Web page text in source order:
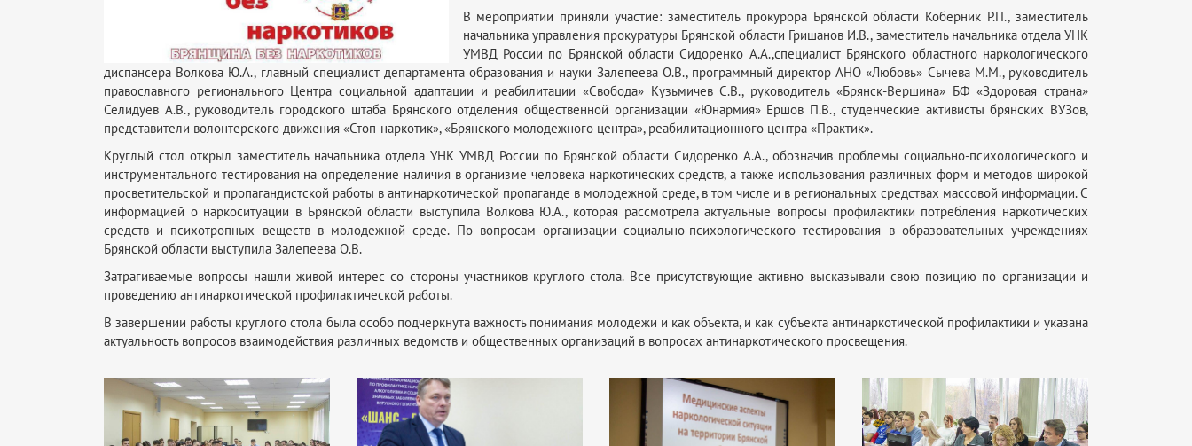
В мероприятии приняли участие: заместитель прокурора Брянской области Коберник Р.П., заместитель
начальника управления прокуратуры Брянской области Гришанов И.В., заместитель начальника отдела УНК
УМВД России по Брянской области Сидоренко А.А.,специалист Брянского областного наркологического
диспансера Волкова Ю.А., главный специалист департамента образования и науки Залепеева О.В., программный директор АНО «Любовь» Сычева М.М., руководитель
православного регионального Центра социальной адаптации и реабилитации «Свобода» Кузьмичев С.В., руководитель «Брянск-Вершина» БФ «Здоровая страна»
Селидуев А.В., руководитель городского штаба Брянского отделения общественной организации «Юнармия» Ершов П.В., студенческие активисты брянских ВУЗов,
представители волонтерского движения «Стоп-наркотик», «Брянского молодежного центра», реабилитационного центра «Практик».
Круглый стол открыл заместитель начальника отдела УНК УМВД России по Брянской области Сидоренко А.А., обозначив проблемы социально-психологического и
инструментального тестирования на определение наличия в организме человека наркотических средств, а также использования различных форм и методов широкой
просветительской и пропагандистской работы в антинаркотической пропаганде в молодежной среде, в том числе и в региональных средствах массовой информации. С
информацией о наркоситуации в Брянской области выступила Волкова Ю.А., которая рассмотрела актуальные вопросы профилактики потребления наркотических
средств и психотропных веществ в молодежной среде. По вопросам организации социально-психологического тестирования в образовательных учреждениях
Брянской области выступила Залепеева О.В.
Затрагиваемые вопросы нашли живой интерес со стороны участников круглого стола. Все присутствующие активно высказывали свою позицию по организации и
проведению антинаркотической профилактической работы.
В завершении работы круглого стола была особо подчеркнута важность понимания молодежи и как объекта, и как субъекта антинаркотической профилактики и указана
актуальность вопросов взаимодействия различных ведомств и общественных организаций в вопросах антинаркотического просвещения.